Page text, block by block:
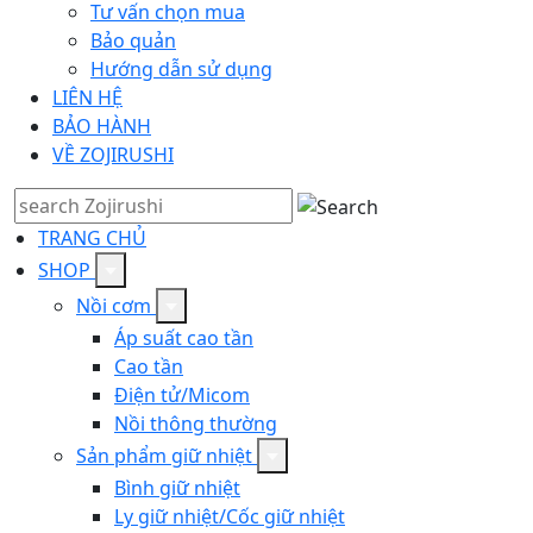
Tư vấn chọn mua
Bảo quản
Hướng dẫn sử dụng
LIÊN HỆ
BẢO HÀNH
VỀ ZOJIRUSHI
TRANG CHỦ
SHOP
Nồi cơm
Áp suất cao tần
Cao tần
Điện tử/Micom
Nồi thông thường
Sản phẩm giữ nhiệt
Bình giữ nhiệt
Ly giữ nhiệt/Cốc giữ nhiệt
Về bản chất, xôi và cơm nếp đều dùng gạo nếp làm
nguyên liệu chính nhưng cách làm chín hoàn toàn khác
nhau. Xôi truyền thống được đồ bằng hơi nước trong
chõ hoặc xửng hấp, hạt gạo không tiếp xúc trực tiếp với
nước mà chín nhờ hơi nóng bốc lên liên tục. Cách làm
này cho hạt xôi tơi, ráo, ít dính vào nhau, nhưng tốn
thời gian canh lửa và dễ bị sống nếu hơi không đủ.
Cơm nếp được nấu trực tiếp như cơm tẻ bình thường
Cơm nếp thì khác, gạo được nấu trực tiếp trong nước
như nấu cơm tẻ thông thường, chỉ khác ở tỷ lệ nước
thấp hơn để hạt nếp không bị nhão. Phương pháp này
nhanh hơn, ít công đoạn hơn và phù hợp với những ai
không có chõ hấp hoặc muốn dùng nồi cơm điện sẵn
có trong nhà.